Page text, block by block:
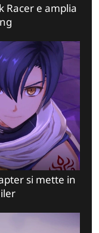
Racer e amplia
si mette in